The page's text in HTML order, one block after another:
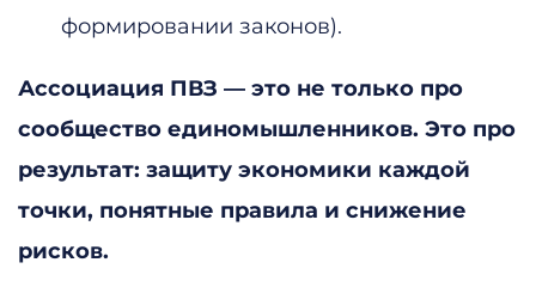
формировании законов).
Ассоциация ПВЗ — это не только про
сообщество единомышленников. Это про
результат: защиту экономики каждой
точки, понятные правила и снижение
рисков.